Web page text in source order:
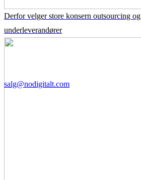
Derfor velger store konsern outsourcing
underleverandører
salg@nodigitalt.com